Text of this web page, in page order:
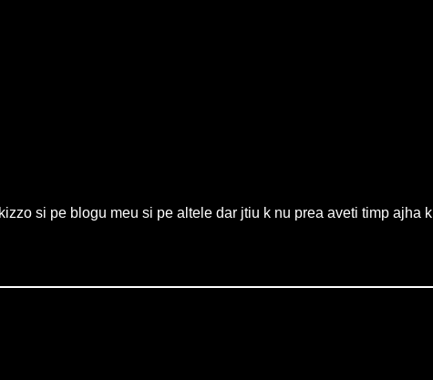
si pe blogu meu si pe altele dar jtiu k nu prea aveti timp ajha k